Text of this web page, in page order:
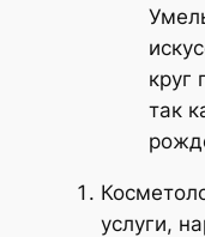
круг
так
услуги,